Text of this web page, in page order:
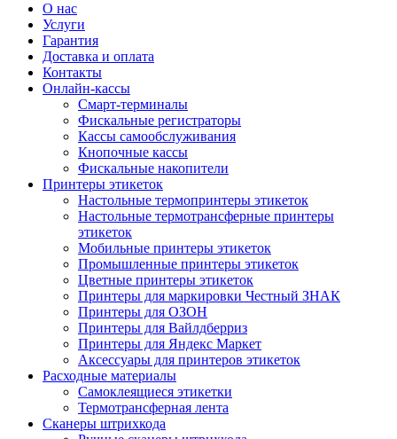
О нас
Услуги
Гарантия
Доставка и оплата
Контакты
Онлайн-кассы
Смарт-терминалы
Фискальные регистраторы
Кассы самообслуживания
Кнопочные кассы
Фискальные накопители
Принтеры этикеток
Настольные термопринтеры этикеток
Настольные термотрансферные принтеры
этикеток
Мобильные принтеры этикеток
Промышленные принтеры этикеток
Цветные принтеры этикеток
Принтеры для маркировки Честный ЗНАК
Принтеры для ОЗОН
Принтеры для Вайлдберриз
Принтеры для Яндекс Маркет
Аксессуары для принтеров этикеток
Расходные материалы
Самоклеящиеся этикетки
Термотрансферная лента
Сканеры штрихкода